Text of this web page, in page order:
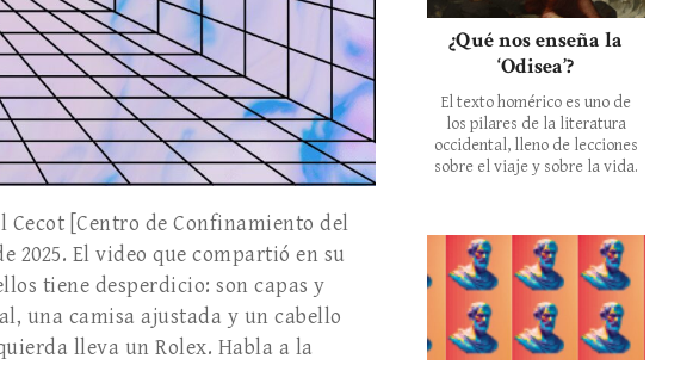
Cecot [Centro de Confinamiento del
2025. El video que compartió en su
tiene desperdicio: son capas y
una camisa ajustada y un cabello
lleva un Ro­lex. Habla a la
¿Qué nos enseña la
‘Odisea’?
El texto homérico es uno de
los pilares de la literatura
occidental, lleno de lecciones
sobre el viaje y sobre la vida.